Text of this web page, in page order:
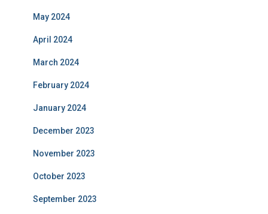
May 2024
April 2024
March 2024
February 2024
January 2024
December 2023
November 2023
October 2023
September 2023